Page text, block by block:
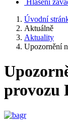
Hlášení
Úvodní
Aktuálně
Aktuality
Upozornění
provozu